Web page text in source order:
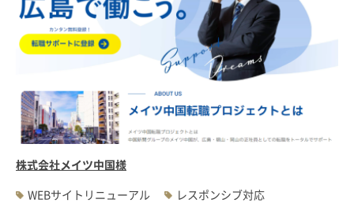
株式会社メイツ中国様
WEBサイトリニューアル
レスポンシブ対応